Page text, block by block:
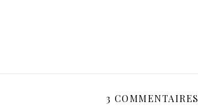
3 COMMENTAIRES